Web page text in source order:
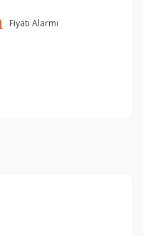
Fiyatı Alarmı